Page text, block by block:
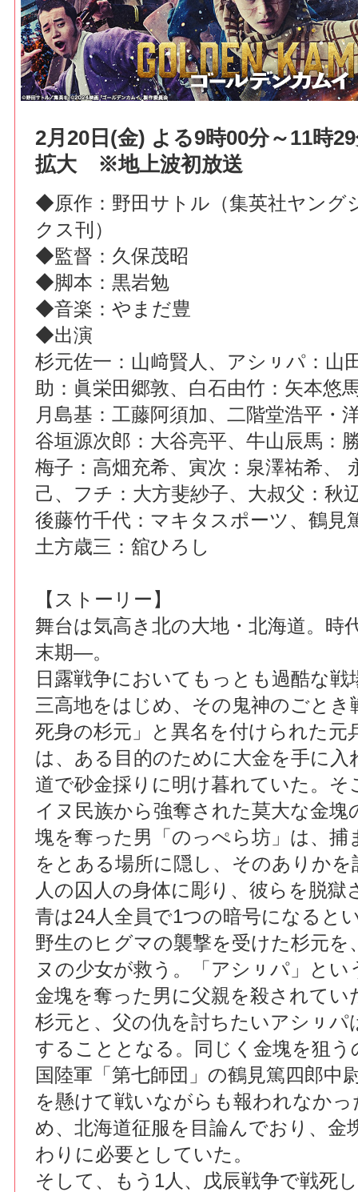
2月20日(金) よる9時00分～11時
拡大 ※地上波初放送
◆原作：野田サトル（集英社ヤング
クス刊）
◆監督：久保茂昭
◆脚本：黒岩勉
◆音楽：やまだ豊
◆出演
杉元佐一：山﨑賢人、アシㇼパ：山
助：眞栄田郷敦、白石由竹：矢本悠
月島基：工藤阿須加、二階堂浩平・
谷垣源次郎：大谷亮平、牛山辰馬：
梅子：高畑充希、寅次：泉澤祐希、
己、フチ：大方斐紗子、大叔父：秋
後藤竹千代：マキタスポーツ、鶴見
土方歳三：舘ひろし
【ストーリー】
舞台は気高き北の大地・北海道。時
末期―。
日露戦争においてもっとも過酷な戦
三高地をはじめ、その鬼神のごとき
死身の杉元」と異名を付けられた元
は、ある目的のために大金を手に入
道で砂金採りに明け暮れていた。そ
イヌ民族から強奪された莫大な金塊
塊を奪った男「のっぺら坊」は、捕
をとある場所に隠し、そのありかを
人の囚人の身体に彫り、彼らを脱獄
青は24人全員で1つの暗号になると
野生のヒグマの襲撃を受けた杉元を
ヌの少女が救う。「アシㇼパ」とい
金塊を奪った男に父親を殺されてい
杉元と、父の仇を討ちたいアシㇼパ
することとなる。同じく金塊を狙う
国陸軍「第七師団」の鶴見篤四郎中
を懸けて戦いながらも報われなか
め、北海道征服を目論んでおり、金
わりに必要としていた。
そして、もう1人、戊辰戦争で戦死